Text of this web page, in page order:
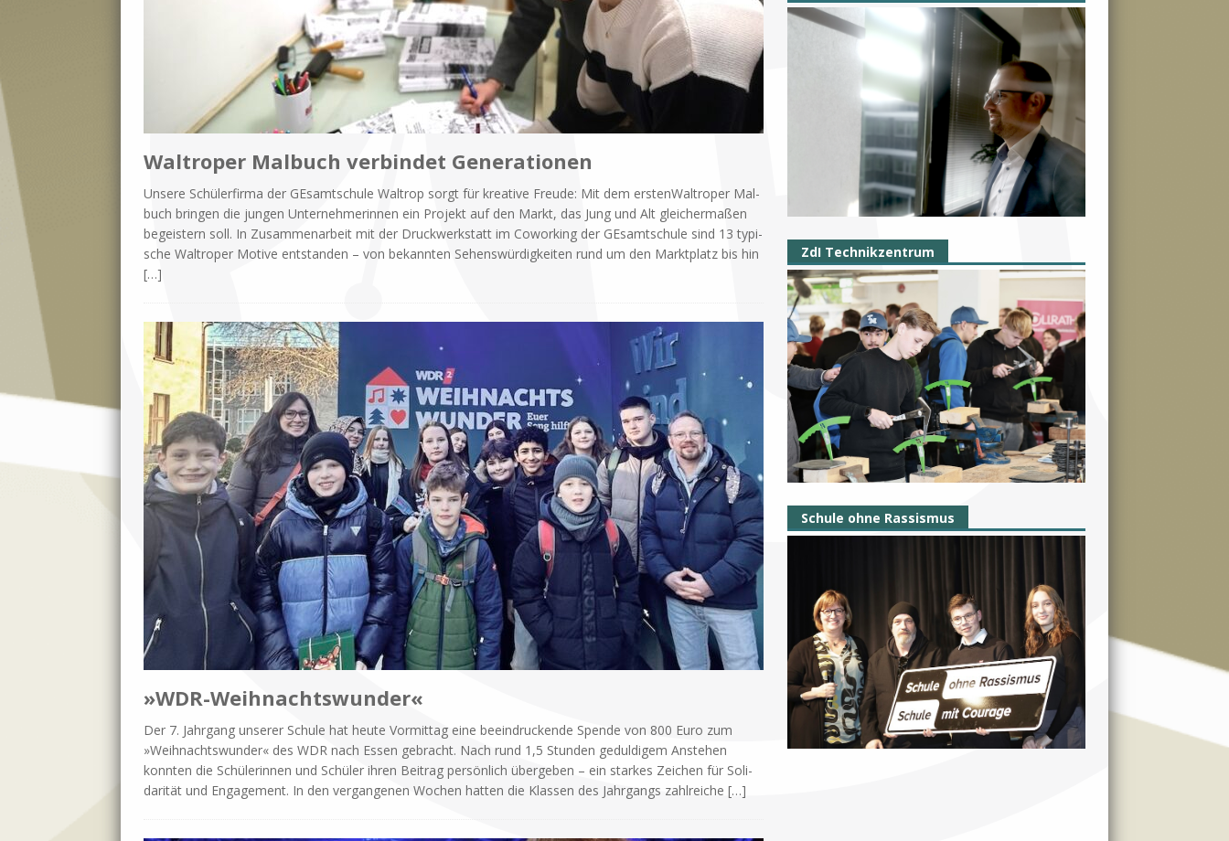
Waltroper Malbuch verbindet Generationen
Un­se­re Schü­ler­fir­ma der GE­samt­schu­le Wal­trop sorgt für krea­ti­ve Freu­de: Mit dem er­sten­Wal­tro­per Mal­
buch brin­gen die jun­gen Un­ter­neh­me­rin­nen ein Pro­jekt auf den Markt, das Jung und Alt glei­cher­ma­ßen
be­gei­stern soll. In Zu­sam­men­ar­beit mit der Druck­werk­statt im Co­wor­king der GE­samt­schu­le sind 13 ty­pi­
sche Wal­tro­per Mo­ti­ve ent­stan­den – von be­kann­ten Se­hens­wür­dig­kei­ten rund um den Markt­platz bis hin
[…]
»WDR-Weihnachtswunder«
Der 7. Jahr­gang un­se­rer Schu­le hat heu­te Vor­mit­tag eine be­ein­drucken­de Spen­de von 800 Euro zum
»Weih­nachts­wun­der« des WDR nach Es­sen ge­bracht. Nach rund 1,5 Stun­den ge­dul­di­gem An­ste­hen
konn­ten die Schü­le­rin­nen und Schü­ler ih­ren Bei­trag per­sön­lich über­ge­ben – ein star­kes Zei­chen für So­li­
da­ri­tät und En­ga­ge­ment. In den ver­gan­ge­nen Wo­chen hat­ten die Klas­sen des Jahr­gangs zahl­rei­che […]
ZdI Technikzentrum
Schule ohne Rassismus